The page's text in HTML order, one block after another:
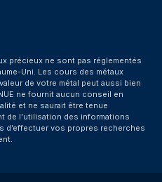
précieux ne sont pas réglementés
Uni. Les cours des métaux
de votre métal peut aussi bien
ne fournit aucun conseil en
et ne saurait être tenue
de l’utilisation des informations
d’effectuer vos propres recherches